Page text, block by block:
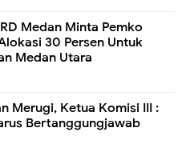
Medan Minta Pemko
30 Persen Untuk
Medan Utara
Merugi, Ketua Komisi III :
Bertanggungjawab